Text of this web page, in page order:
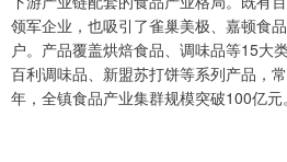
领军企业，也吸引了雀巢美极、嘉顿食
户。产品覆盖烘焙食品、调味品等15大
百利调味品、新盟苏打饼等系列产品，
年，全镇食品产业集群规模突破100亿元。